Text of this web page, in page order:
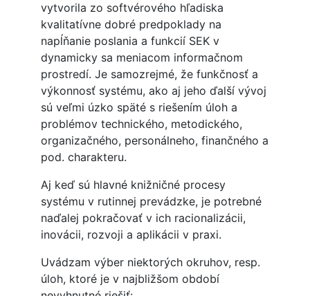
vytvorila zo softvérového hľadiska
kvalitatívne dobré predpoklady na
napĺňanie poslania a funkcií SEK v
dynamicky sa meniacom informačnom
prostredí. Je samozrejmé, že funkčnosť a
výkonnosť systému, ako aj jeho ďalší vývoj
sú veľmi úzko späté s riešením úloh a
problémov technického, metodického,
organizačného, personálneho, finančného a
pod. charakteru.
Aj keď sú hlavné knižničné procesy
systému v rutinnej prevádzke, je potrebné
naďalej pokračovať v ich racionalizácii,
inovácii, rozvoji a aplikácii v praxi.
Uvádzam výber niektorých okruhov, resp.
úloh, ktoré je v najbližšom období